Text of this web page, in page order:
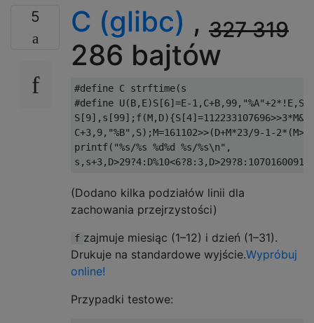
5 C (glibc) , 327319
286 bajtów
#define C strftime(
#define U(B, E)S [6]=E-1, C+B, 99, "%A"+2*! E, S
S [9], s [99]; f(M, D){S [4]=112233107696>>3*M&
C+3, 9, "%B" , S);M=161102>>(D+M*23/9-1-2*(M>
printf( "%s/%s %d%d %s/%s\n" ,
s , s+3, D>29?4: D%10<6?8: 3, D>29?8: 1070160091
(Dodano kilka podziałów linii dla
zachowania przejrzystości)
f zajmuje miesiąc (1–12) i dzień (1–31).
Drukuje na standardowe wyjście.Wypróbuj
online!
Przypadki testowe: